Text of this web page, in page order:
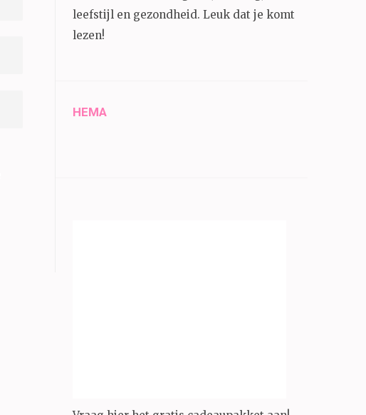
leefstijl en gezondheid. Leuk dat je komt
lezen!
HEMA